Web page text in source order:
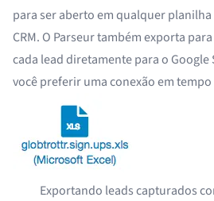
para ser aberto em qualquer
CRM. O Parseur também exporta
cada lead diretamente para o Google
você preferir uma conexão em tempo
Exportando leads capturados